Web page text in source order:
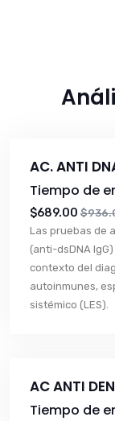
AC. ANTI
Tiempo de
$689.00
Las pruebas de
(anti-dsDNA
contexto del
autoinmunes,
sistémico (LES).
AC ANTI
Tiempo de